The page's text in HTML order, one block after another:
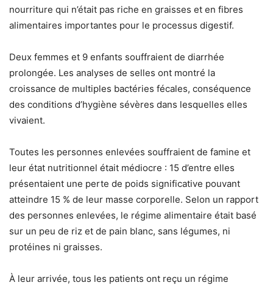
nourriture qui n’était pas riche en graisses et en fibres
alimentaires importantes pour le processus digestif.
Deux femmes et 9 enfants souffraient de diarrhée
prolongée. Les analyses de selles ont montré la
croissance de multiples bactéries fécales, conséquence
des conditions d’hygiène sévères dans lesquelles elles
vivaient.
Toutes les personnes enlevées souffraient de famine et
leur état nutritionnel était médiocre : 15 d’entre elles
présentaient une perte de poids significative pouvant
atteindre 15 % de leur masse corporelle. Selon un rapport
des personnes enlevées, le régime alimentaire était basé
sur un peu de riz et de pain blanc, sans légumes, ni
protéines ni graisses.
À leur arrivée, tous les patients ont reçu un régime